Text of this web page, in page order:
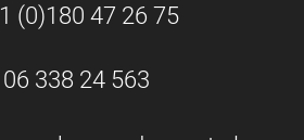
(0)180 47 26 75
06 338 24 563